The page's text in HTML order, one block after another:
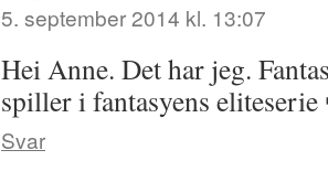
5. september 2014 kl. 13:07
Hei Anne. Det har jeg.
spiller i fantasyens
Svar